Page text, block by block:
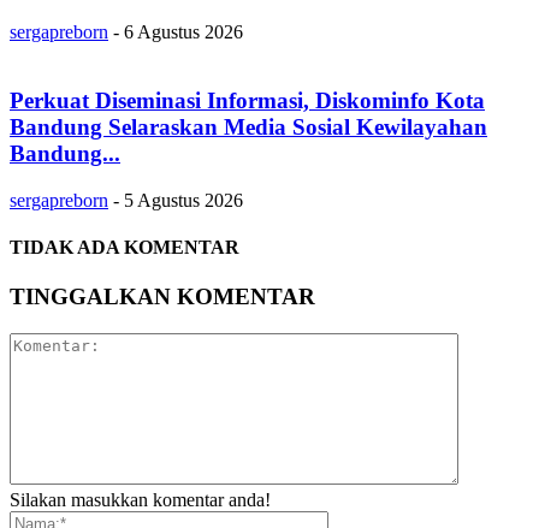
sergapreborn - 6 Agustus 2026
Perkuat Diseminasi Informasi, Diskominfo Kota
Bandung Selaraskan Media Sosial Kewilayahan
Bandung...
sergapreborn - 5 Agustus 2026
TIDAK ADA KOMENTAR
TINGGALKAN KOMENTAR
Silakan masukkan komentar anda!